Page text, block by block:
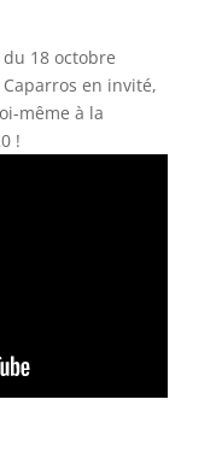
18 octobre
en invité,
même à la
!